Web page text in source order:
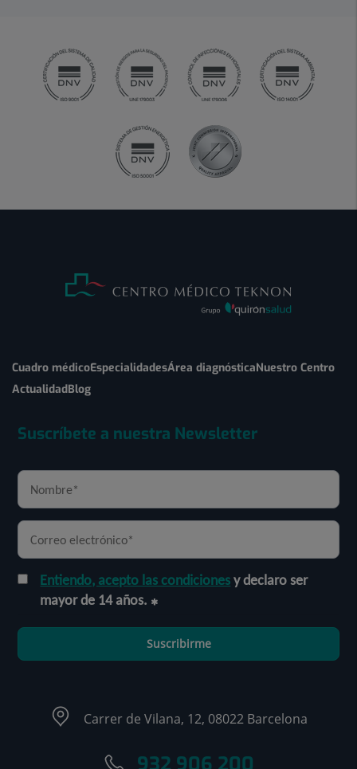
Cuadro médicoEspecialidadesÁrea diagnósticaNuestro Centro
ActualidadBlog
Suscríbete a nuestra Newsletter
Entiendo, acepto las condicionesy declaro ser
mayor de 14 años.
Suscribirme
Carrer de Vilana, 12, 08022 Barcelona